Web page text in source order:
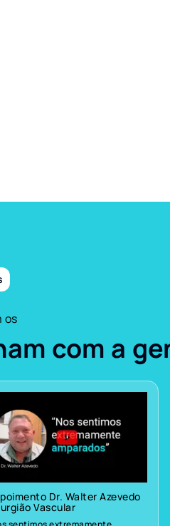
os
com a
Dr. Walter Azevedo
Vascular